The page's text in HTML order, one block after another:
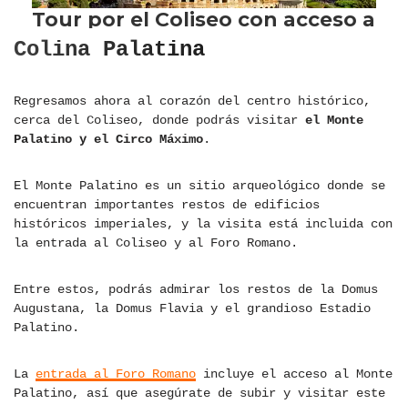
Colina Palatina
Regresamos ahora al corazón del centro histórico,
cerca del Coliseo, donde podrás visitar el Monte
Palatino y el Circo Máximo.
El Monte Palatino es un sitio arqueológico donde se
encuentran importantes restos de edificios
históricos imperiales, y la visita está incluida con
la entrada al Coliseo y al Foro Romano.
Entre estos, podrás admirar los restos de la Domus
Augustana, la Domus Flavia y el grandioso Estadio
Palatino.
La entrada al Foro Romano incluye el acceso al Monte
Palatino, así que asegúrate de subir y visitar este